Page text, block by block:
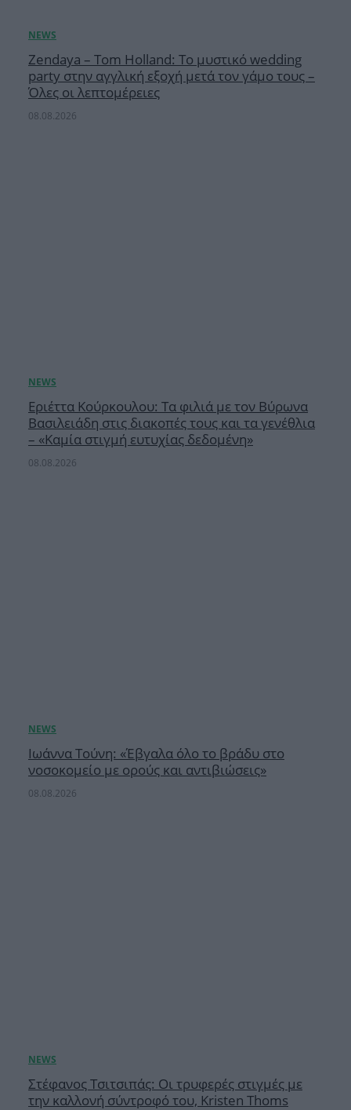
Zendaya – Tom Holland: Το μυστικό wedding
party στην αγγλική εξοχή μετά τον γάμο τους –
Όλες οι λεπτομέρειες
08.08.2026
Εριέττα Κούρκουλου: Τα φιλιά με τον Βύρωνα
Βασιλειάδη στις διακοπές τους και τα γενέθλια
– «Καμία στιγμή ευτυχίας δεδομένη»
08.08.2026
Ιωάννα Τούνη: «Έβγαλα όλο το βράδυ στο
νοσοκομείο με ορούς και αντιβιώσεις»
08.08.2026
Στέφανος Τσιτσιπάς: Οι τρυφερές στιγμές με
την καλλονή σύντροφό του, Kristen Thoms